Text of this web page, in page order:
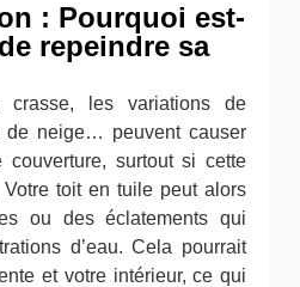
: Pourquoi est-
repeindre sa
crasse, les variations de
de neige… peuvent causer
surtout si cette
toit en tuile peut alors
ou des éclatements qui
d’eau. Cela pourrait
et votre intérieur, ce qui